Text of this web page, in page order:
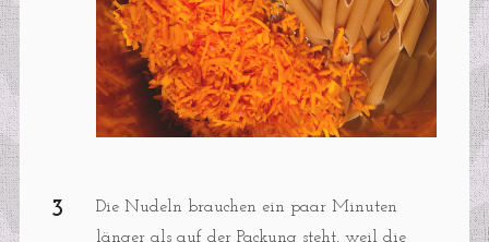
Die Nudeln brauchen ein paar Minuten
länger als auf der Packung steht, weil die